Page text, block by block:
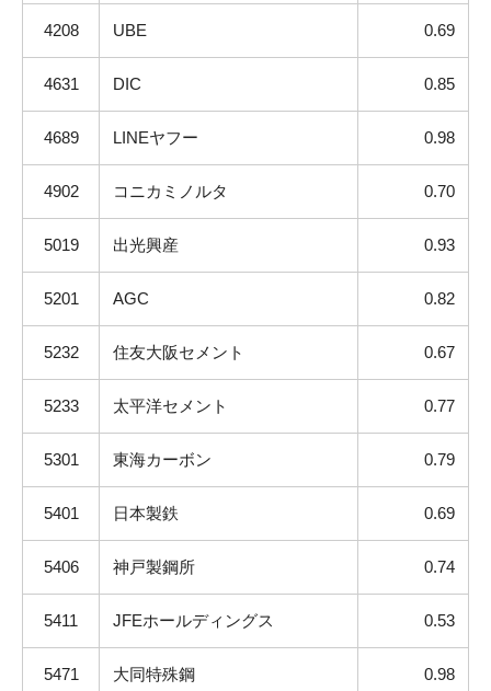
4208 UBE 0.69
4631 DIC 0.85
4689 LINEヤフー 0.98
4902 コニカミノルタ 0.70
5019 出光興産 0.93
5201 AGC 0.82
5232 住友大阪セメント 0.67
5233 太平洋セメント 0.77
5301 東海カーボン 0.79
5401 日本製鉄 0.69
5406 神戸製鋼所 0.74
5411 JFEホールディングス 0.53
5471 大同特殊鋼 0.98